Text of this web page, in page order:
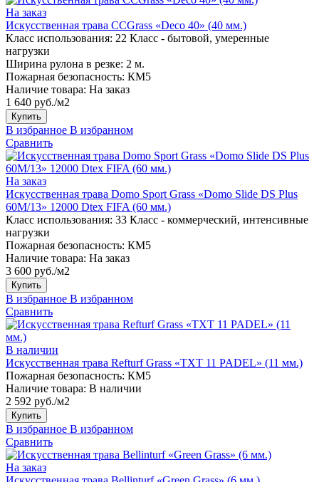
На заказ
Искусственная трава CCGrass «Deco 40» (40 мм.)
Класс использования: 22 Класс - бытовой, умеренные
нагрузки
Ширина рулона в резке: 2 м.
Пожарная безопасность: КМ5
Наличие товара: На заказ
1 640 руб./м2
Купить
В избранное В избранном
Сравнить
На заказ
Искусственная трава Domo Sport Grass «Domo Slide DS Plus
60M/13» 12000 Dtex FIFA (60 мм.)
Класс использования: 33 Класс - коммерческий, интенсивные
нагрузки
Пожарная безопасность: КМ5
Наличие товара: На заказ
3 600 руб./м2
Купить
В избранное В избранном
Сравнить
В наличии
Искусственная трава Refturf Grass «TXT 11 PADEL» (11 мм.)
Пожарная безопасность: КМ5
Наличие товара: В наличии
2 592 руб./м2
Купить
В избранное В избранном
Сравнить
На заказ